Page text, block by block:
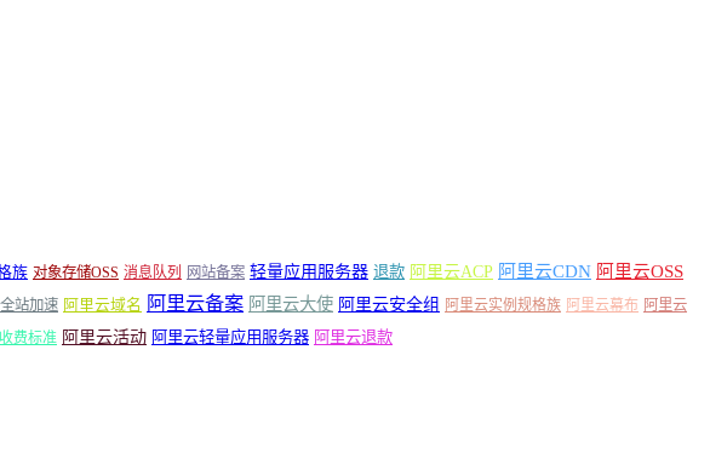
族 对象存储OSS 消息队列 网站备案 轻量应用服务器 退款 阿里云ACP 阿里云CDN 阿里云OSS
站加速 阿里云域名 阿里云备案 阿里云大使 阿里云安全组 阿里云实例规格族 阿里云幕布 阿里云
费标准 阿里云活动 阿里云轻量应用服务器 阿里云退款